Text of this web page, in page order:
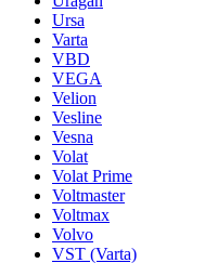
Ursa
Varta
VBD
VEGA
Velion
Vesline
Vesna
Volat
Volat Prime
Voltmaster
Voltmax
Volvo
VST (Varta)